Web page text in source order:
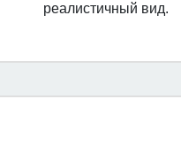
реалистичный вид.